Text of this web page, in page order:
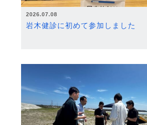
2026.07.08
岩木健診に初めて参加しました